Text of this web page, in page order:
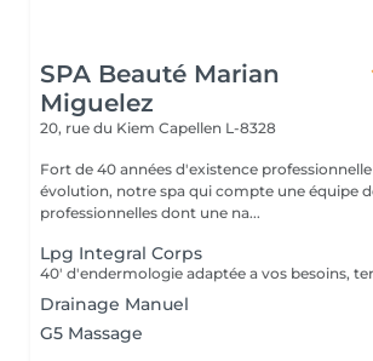
SPA Beauté Marian
Miguelez
20, rue du Kiem Capellen L-8328
Fort de 40 années d'existence
évolution, notre spa qui compte une équipe
professionnelles dont une na...
Lpg Integral Corps
Drainage Manuel
G5 Massage